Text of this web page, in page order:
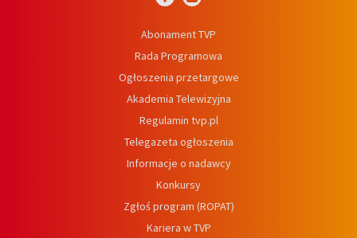
Abonament TVP
Rada Programowa
Ogłoszenia przetargowe
Akademia Telewizyjna
Regulamin tvp.pl
Telegazeta ogłoszenia
Informacje o nadawcy
Konkursy
Zgłoś program (ROPAT)
Kariera w TVP